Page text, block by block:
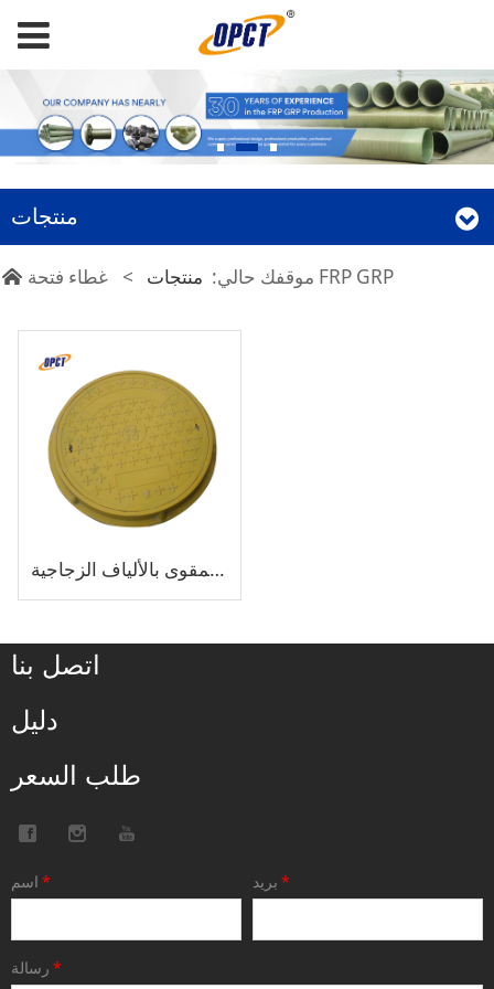
منتجات
موقفك حالي: منتجات > غطاء فتحة FRP GRP
غطاء فتحة من البلاستيك المقوى بالألياف الزجاجية FRP / GRP
اتصل بنا
دليل
طلب السعر
اسم * بريد *
رسالة *